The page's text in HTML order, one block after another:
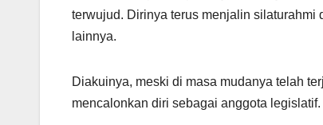
terwujud. Dirinya terus menjalin silaturahmi
lainnya.
Diakuinya, meski di masa mudanya telah
mencalonkan diri sebagai anggota legislatif.